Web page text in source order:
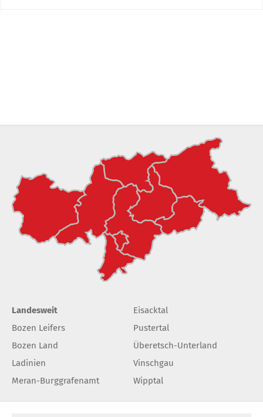
Landesweit
Bozen Leifers
Bozen Land
Ladinien
Meran-Burggrafenamt
Eisacktal
Pustertal
Überetsch-Unterland
Vinschgau
Wipptal